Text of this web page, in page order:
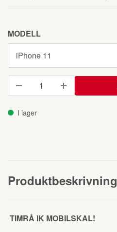
MODELL
I lager
Produktbeskrivning
TIMRÅ IK MOBILSKAL!